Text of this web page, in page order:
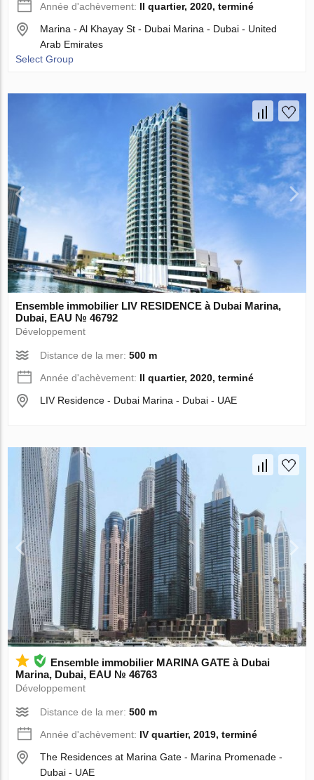
Année d'achèvement: II quartier, 2020, terminé
Marina - Al Khayay St - Dubai Marina - Dubai - United
Arab Emirates
Select Group
Ensemble immobilier LIV RESIDENCE à Dubai Marina,
Dubai, EAU № 46792
Développement
Distance de la mer:500 m
Année d'achèvement: II quartier, 2020, terminé
LIV Residence - Dubai Marina - Dubai - UAE
Ensemble immobilier MARINA GATE à Dubai
Marina, Dubai, EAU № 46763
Développement
Distance de la mer:500 m
Année d'achèvement: IV quartier, 2019, terminé
The Residences at Marina Gate - Marina Promenade -
Dubai - UAE